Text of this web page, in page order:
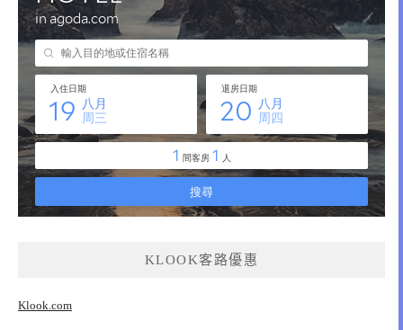
KLOOK客路優惠
Klook.com